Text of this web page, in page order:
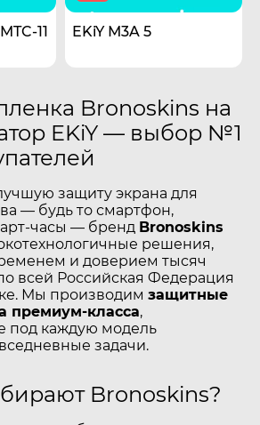
11
EKiY М3A 5
Bronoskins на
EKiY — выбор №1
защиту экрана для
— будь то смартфон,
часы — бренд Bronoskins
решения,
и доверием тысяч
всей Российская Федерация
Мы производим защитные
премиум-класса,
под каждую модель
задачи.
Bronoskins?